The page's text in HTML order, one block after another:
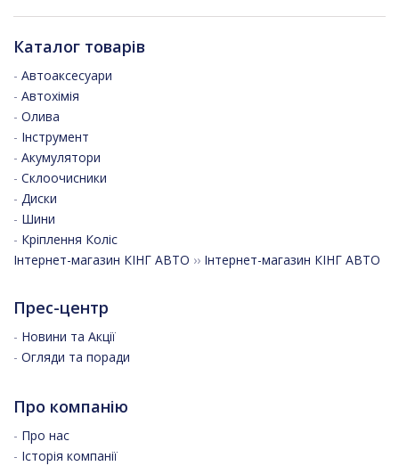
Каталог товарів
- Автоаксесуари
- Автохімія
- Олива
- Інструмент
- Акумулятори
- Склоочисники
- Диски
- Шини
- Кріплення Коліс
Інтернет-магазин КІНГ АВТО ›› Інтернет-магазин КІНГ АВТО
Прес-центр
- Новини та Акції
- Огляди та поради
Про компанію
- Про нас
- Історія компанії